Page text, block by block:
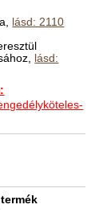
lásd: 2110
lásd: